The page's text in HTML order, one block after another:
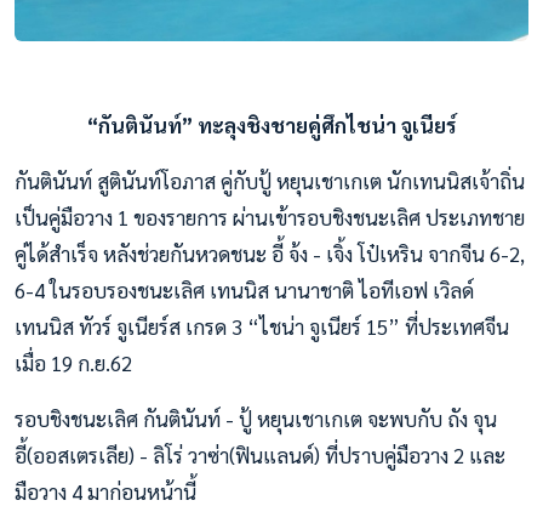
“กันตินันท์” ทะลุงชิงชายคู่ศึกไชน่า จูเนียร์
กันตินันท์ สูตินันท์โอภาส คู่กับปู้ หยุนเชาเกเต นักเทนนิสเจ้าถิ่น
เป็นคู่มือวาง 1 ของรายการ ผ่านเข้ารอบชิงชนะเลิศ ประเภทชาย
คู่ได้สำเร็จ หลังช่วยกันหวดชนะ อี้ จ้ง - เจิ้ง โป๋เหริน จากจีน 6-2,
6-4 ในรอบรองชนะเลิศ เทนนิส นานาชาติ ไอทีเอฟ เวิลด์
เทนนิส ทัวร์ จูเนียร์ส เกรด 3 “ไชน่า จูเนียร์ 15” ที่ประเทศจีน
เมื่อ 19 ก.ย.62
รอบชิงชนะเลิศ กันตินันท์ - ปู้ หยุนเชาเกเต จะพบกับ ถัง จุน
อี้(ออสเตรเลีย) - ลิโร่ วาซ่า(ฟินแลนด์) ที่ปราบคู่มือวาง 2 และ
มือวาง 4 มาก่อนหน้านี้